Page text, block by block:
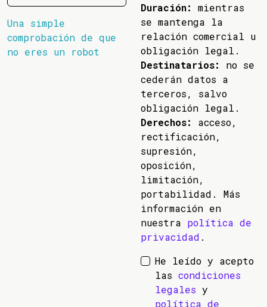
Una simple
comprobación de que
no eres un robot
Duración:
mientras
se mantenga la
relación comercial u
obligación legal.
Destinatarios:
no se
cederán datos a
terceros, salvo
obligación legal.
Derechos:
acceso,
rectificación,
supresión,
oposición,
limitación,
portabilidad. Más
información en
nuestra política de
privacidad .
He leído y acepto
las condiciones
legales y
política de